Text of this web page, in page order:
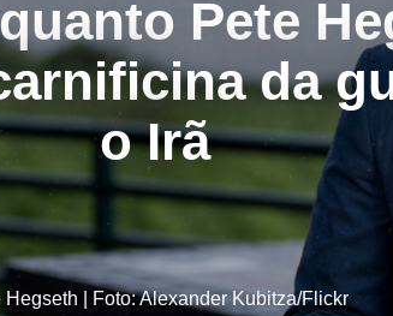
Pete
da
o Irã
Hegseth | Foto: Alexander Kubitza/Flickr